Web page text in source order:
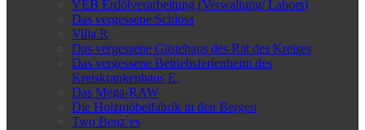
VEB Erdölverarbeitung (Verwaltung/ Labors)
Das vergessene Schloss
Villa R
Das vergessene Gästehaus des Rat des Kreises
Das vergessene Betriebsferienheim des
Kreiskrankenhaus E.
Das Mega-RAW
Die Holzmöbelfabrik in den Bergen
Two Benz`es